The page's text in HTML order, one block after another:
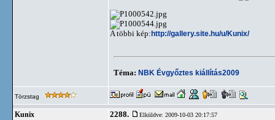
A többi kép:http://gallery.site.hu/u/Kunix/
Téma: NBK Évgyőztes kiállítás2009
Törzstag
Kunix 2288. Elküldve: 2009-10-03 20:17:57